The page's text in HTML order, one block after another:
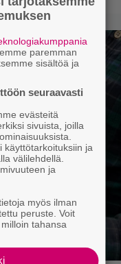
paremman
sisältöä ja
seuraavasti
evästeitä
sivuista, joilla
käyttötarkoituksiin ja
välilehdellä.
ja
myös ilman
peruste. Voit
tahansa